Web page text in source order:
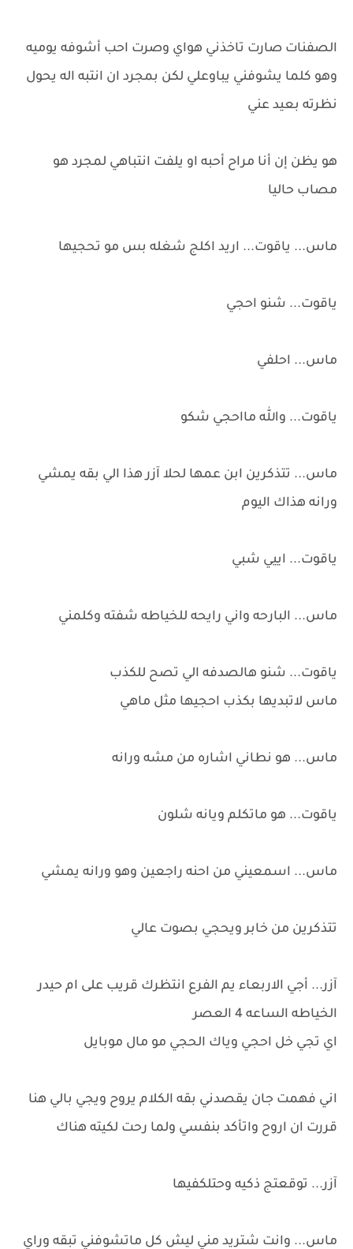
الصفنات صارت تاخذني هواي وصرت احب أشوفه يوميه
وهو كلما يشوفني يباوعلي لكن بمجرد ان انتبه اله يحول
نظرته بعيد عني
هو يظن إن أنا مراح أحبه او يلفت انتباهي لمجرد هو
مصاب حاليا
ماس... ياقوت... اريد اكلج شغله بس مو تحجيها
ياقوت... شنو احجي
ماس... احلفي
ياقوت... والله مااحجي شكو
ماس... تتذكرين ابن عمها لحلا آزر هذا الي بقه يمشي
ورانه هذاك اليوم
ياقوت... اييي شبي
ماس... البارحه واني رايحه للخياطه شفته وكلمني
ياقوت... شنو هالصدفه الي تصح للكذب
ماس لاتبديها بكذب احجيها مثل ماهي
ماس... هو نطاني اشاره من مشه ورانه
ياقوت... هو ماتكلم ويانه شلون
ماس... اسمعيني من احنه راجعين وهو ورانه يمشي
تتذكرين من خابر ويحجي بصوت عالي
آزر... أجي الاربعاء يم الفرع انتظرك قريب على ام حيدر
الخياطه الساعه 4 العصر
اي تجي خل احجي وياك الحجي مو مال موبايل
اني فهمت جان يقصدني بقه الكلام يروح ويجي بالي هنا
قررت ان اروح واتأكد بنفسي ولما رحت لكيته هناك
آزر... توقعتج ذكيه وحتلكفيها
ماس... وانت شتريد مني ليش كل ماتشوفني تبقه وراي